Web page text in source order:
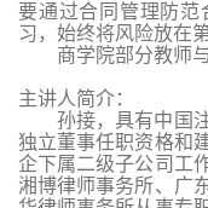
要通过合同管理防范
习 ， 始终将风险放在
商学院部分教师
主讲人简介：
孙接，具有中国
独立董事任职资格和
企下属二级子公司工
湘博律师事务所、广